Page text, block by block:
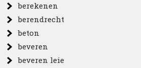
berekenen
berendrecht
beton
beveren
beveren leie